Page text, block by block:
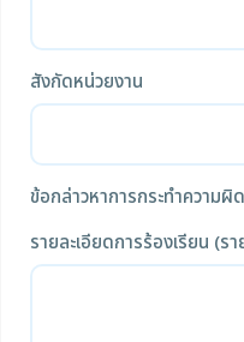
สังกัดหน่วยงาน
ข้อกล่าวหาการกระทำความผิด
รายละเอียดการร้องเรียน (